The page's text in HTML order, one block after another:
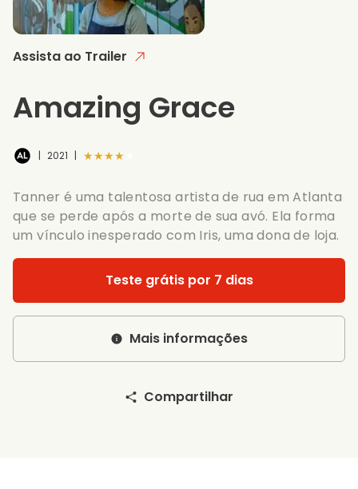
Assista ao Trailer
Amazing Grace
| 2021 | ★★★★★
Tanner é uma talentosa artista de rua em Atlanta
que se perde após a morte de sua avó. Ela forma
um vínculo inesperado com Iris, uma dona de loja.
Teste grátis por 7 dias
Mais informações
Compartilhar